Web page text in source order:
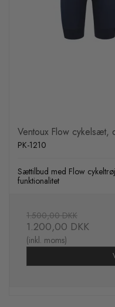
Ventoux Flow cykelsæt,
PK-1210
Sættilbud med Flow
funktionalitet
1.500,00 DKK
1.200,00 DKK
(inkl. moms)